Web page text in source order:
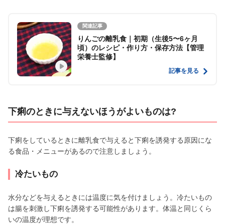
関連記事
りんごの離乳食｜初期（生後5〜6ヶ月
頃）のレシピ・作り方・保存方法【管理
栄養士監修】
記事を見る
下痢のときに与えないほうがよいものは?
下痢をしているときに離乳食で与えると下痢を誘発する原因にな
る食品・メニューがあるので注意しましょう。
冷たいもの
水分などを与えるときには温度に気を付けましょう。冷たいもの
は腸を刺激し下痢を誘発する可能性があります。体温と同じくら
いの温度が理想です。